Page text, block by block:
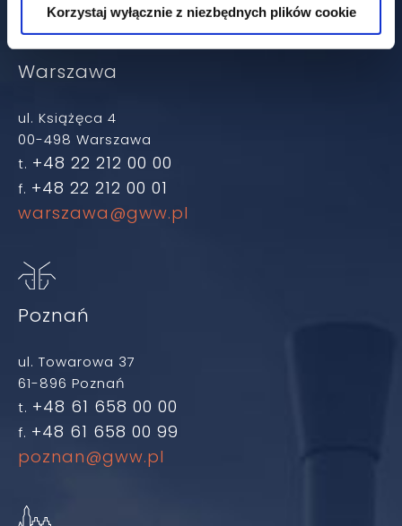
Korzystaj wyłącznie z niezbędnych plików cookie
Warszawa
ul. Książęca 4
00-498 Warszawa
t. +48 22 212 00 00
f. +48 22 212 00 01
warszawa@gww.pl
Poznań
ul. Towarowa 37
61-896 Poznań
t. +48 61 658 00 00
f. +48 61 658 00 99
poznan@gww.pl